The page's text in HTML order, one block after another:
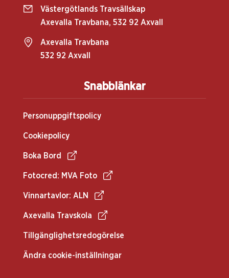
Snabblänkar
Personuppgiftspolicy
Cookiepolicy
Boka Bord
Fotocred: MVA Foto
Vinnartavlor: ALN
Axevalla Travskola
Tillgänglighetsredogörelse
Ändra cookie-inställningar
Västergötlands Travsällskap
Axevalla Travbana, 532 92 Axvall
Axevalla Travbana
532 92 Axvall